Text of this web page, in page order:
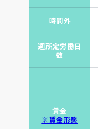
時間外
週所定労働日
数
賃金
※賃金形態